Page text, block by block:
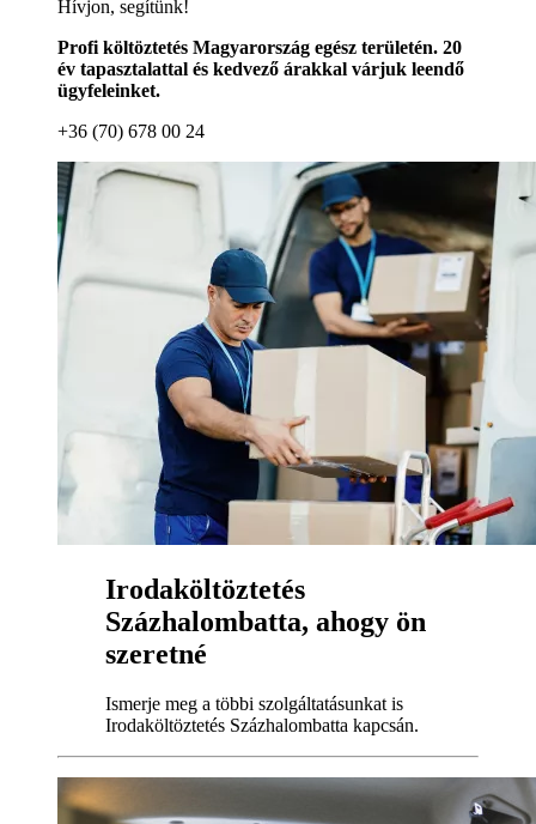
Hívjon, segítünk!
Profi költöztetés Magyarország egész területén. 20
év tapasztalattal és kedvező árakkal várjuk leendő
ügyfeleinket.
+36 (70) 678 00 24
Irodaköltöztetés
Százhalombatta, ahogy ön
szeretné
Ismerje meg a többi szolgáltatásunkat is
Irodaköltöztetés Százhalombatta kapcsán.